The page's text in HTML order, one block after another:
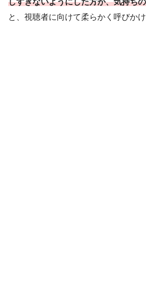
しすぎないようにした方が、気持ち
と、視聴者に向けて柔らかく呼びかけ